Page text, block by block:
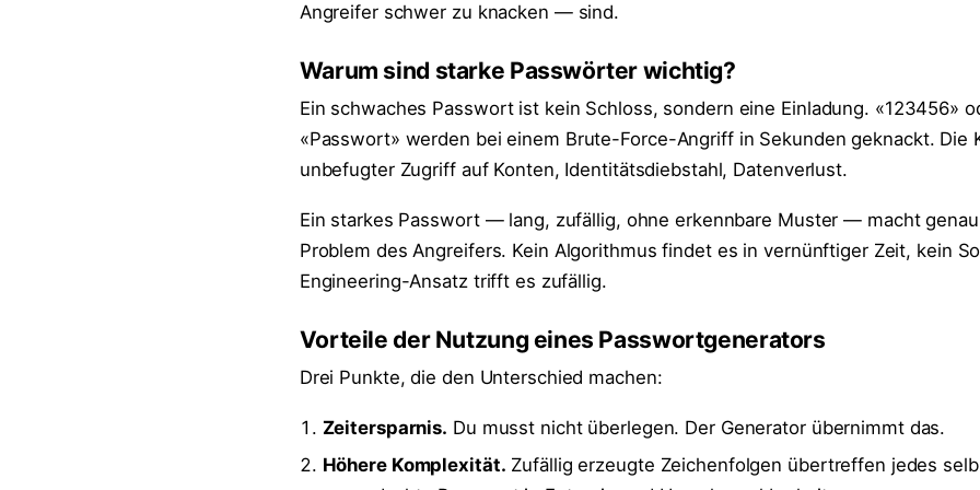
Angreifer schwer zu knacken — sind.
Warum sind starke Passwörter wichtig?
Ein schwaches Passwort ist kein Schloss, sondern eine Einladung. «123456»
«Passwort» werden bei einem Brute-Force-Angriff in Sekunden geknackt. Die
unbefugter Zugriff auf Konten, Identitätsdiebstahl, Datenverlust.
Ein starkes Passwort — lang, zufällig, ohne erkennbare Muster — macht
Problem des Angreifers. Kein Algorithmus findet es in vernünftiger Zeit, kein
Engineering-Ansatz trifft es zufällig.
Vorteile der Nutzung eines Passwortgenerators
Drei Punkte, die den Unterschied machen:
Zeitersparnis. Du musst nicht überlegen. Der Generator übernimmt das.
Höhere Komplexität. Zufällig erzeugte Zeichenfolgen übertreffen jedes